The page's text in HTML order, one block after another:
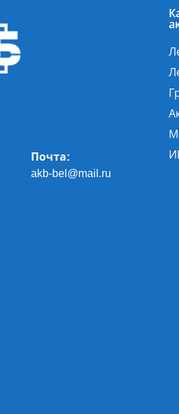
Почта:
akb-bel@mail.ru